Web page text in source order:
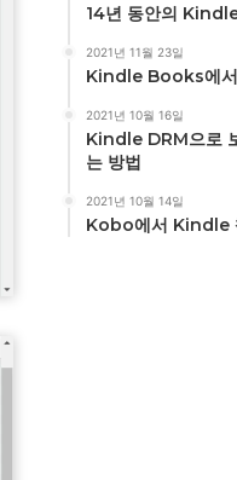
14년 동안의
2021년 11월 23일
Kindle Books에서
2021년 10월 16일
Kindle DRM으로
는 방법
2021년 10월 14일
Kobo에서 Kindle